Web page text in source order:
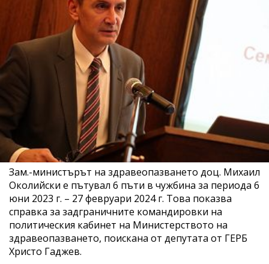
Зам.-министърът на здравеопазването доц. Михаил
Околийски е пътувал 6 пъти в чужбина за периода 6
юни 2023 г. – 27 февруари 2024 г. Това показва
справка за задграничните командировки на
политическия кабинет на Министерството на
здравеопазването, поискана от депутата от ГЕРБ
Христо Гаджев.